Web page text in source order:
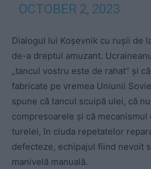
OCTOBER 2, 2023
Dialogul lui Koșevnik cu rușii de
de-a dreptul amuzant.
„tancul vostru este de rahat” și
fabricate pe vremea Uniunii
spune că tancul scuipă ulei, că
compresoarele și că
turelei, în ciuda repetatelor
defecteze, echipajul fiind nevoit
manivelă manuală.